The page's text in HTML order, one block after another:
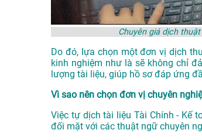
Chuyên giá dịch
Do đó, lựa chọn một đơn vị dịch
kinh nghiệm như là sẽ không chỉ
lượng tài liệu, giúp hồ sơ đáp ứng
Vì sao nên chọn đơn vị chuyên
Việc tự dịch tài liệu Tài Chính - Kế
đối mặt với các thuật ngữ chuyên